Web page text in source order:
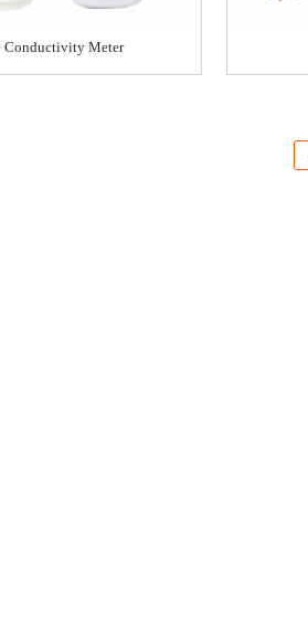
Conductivity Meter